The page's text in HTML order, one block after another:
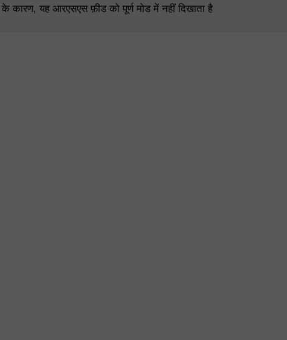
यह आरएसएस फ़ीड को पूर्ण मोड में नहीं दिखाता है
30% बोनस